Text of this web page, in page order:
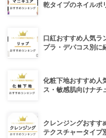
乾タイプのネイルポ
口紅おすすめ人気ラ
プラ・デパコス別に
化粧下地おすすめ人
ス・敏感肌向けナチ
クレンジングおすす
テクスチャータイプ